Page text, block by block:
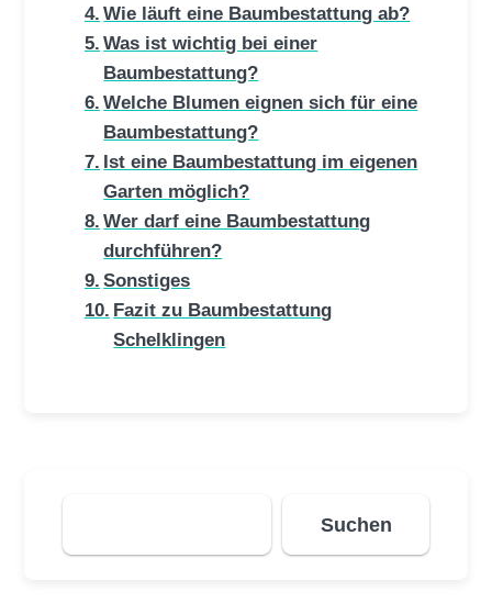
Wie läuft eine Baumbestattung ab?
Was ist wichtig bei einer
Baumbestattung?
Welche Blumen eignen sich für eine
Baumbestattung?
Ist eine Baumbestattung im eigenen
Garten möglich?
Wer darf eine Baumbestattung
durchführen?
Sonstiges
Fazit zu Baumbestattung
Schelklingen
Suchen
Suchen